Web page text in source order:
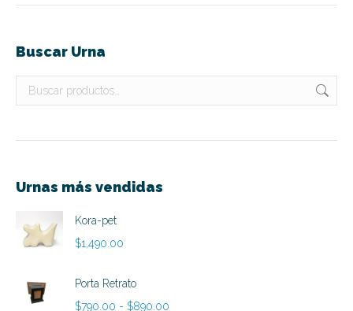
Buscar Urna
Urnas más vendidas
Kora-pet
$1,490.00
Porta Retrato
$790.00 - $890.00